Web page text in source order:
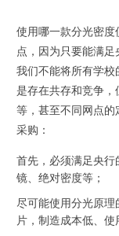
使用哪一款分光密
点，因为只要能满
我们不能将所有学
是存在共存和竞争
等，甚至不同网点
采购：
首先，必须满足央
镜、绝对密度等；
尽可能使用分光原
片，制造成本低、使